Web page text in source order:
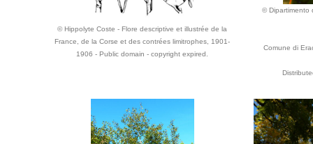
© Hippolyte Coste - Flore descriptive et illustrée de la
France, de la Corse et des contrées limitrophes, 1901-
1906 - Public domain - copyright expired.
© Dipartimento
Comune di